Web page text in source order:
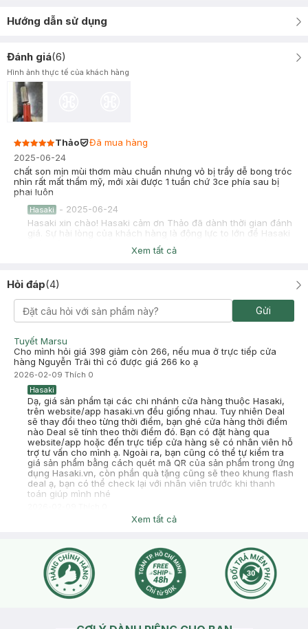
Hướng dẫn sử dụng
Đánh giá(6)
Hình ảnh thực tế của khách hàng
Thảo
Đã mua hàng
2025-06-24
chất son mịn mùi thơm màu chuẩn nhưng vỏ bị trầy dễ bong tróc
nhìn rất mất thẩm mỹ, mới xài được 1 tuần chứ 3ce phía sau bị
phai luôn
Hasaki - 2025-06-24
Hasaki xin chào! Hasaki cảm ơn Thảo đã dành thời gian đánh
giá. Sự hài lòng của khách hàng là động lực to lớn để Hasaki
ngày càng phát triển hơn nữa về chất lượng dịch vụ. Cảm ơn
bạn đã tin tưởng và mua sắm tại Hasaki!
2025-06-22
Son mềm mướt nhưng lên môi màu hơi bợt, ko che phủ tốt, ko
thích bằng Romand. Mình đã dùng cả son thỏi và son kem của
3CE.
Hasaki -2025-06-22
Hasaki xin chào! Hasaki cảm ơn Nhi đã dành thời gian đánh
giá. Sự hài lòng của khách hàng là động lực to lớn để Hasaki
ngày càng phát triển hơn nữa về chất lượng dịch vụ. Cảm ơn
bạn đã tin tưởng và mua sắm tại Hasaki!
Xem tất cả
Hỏi đáp(4)
Gửi
Tuyết Marsu
Cho mình hỏi giá 398 giảm còn 266, nếu mua ở trực tiếp cửa
hàng Nguyễn Trãi thì có được giá 266 ko ạ
2026-02-09 Thích 0
Hasaki
Dạ, giá sản phẩm tại các chi nhánh cửa hàng thuộc Hasaki,
trên website/app hasaki.vn đều giống nhau. Tuy nhiên Deal
sẽ thay đổi theo từng thời điểm, bạn ghé cửa hàng thời điểm
nào Deal sẽ tính theo thời điểm đó. Bạn có đặt hàng qua
website/app hoặc đến trực tiếp cửa hàng sẽ có nhân viên hỗ
trợ tư vấn cho mình ạ. Ngoài ra, bạn cũng có thể tự kiểm tra
giá sản phẩm bằng cách quét mã QR của sản phẩm trong ứng
dụng Hasaki.vn, còn phần quà tặng cũng sẽ theo khung flash
deal ạ, bạn có thể check lại với nhân viên trước khi thanh
toán giúp mình nhé
2025-01-25Thích0
Hasaki
Dạ bạn bấm vào Website: https://www.hasaki.vn hoặc App:
https://hotro.hasaki.vn/app đặt hàng để được hưởng nhiều ưu
đãi nhé. Hasaki không nhận đặt hàng qua hotline và chat
Thích 0
Xem tất cả